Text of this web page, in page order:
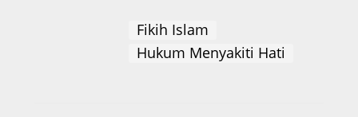
Fikih Islam
Hukum Menyakiti Hati